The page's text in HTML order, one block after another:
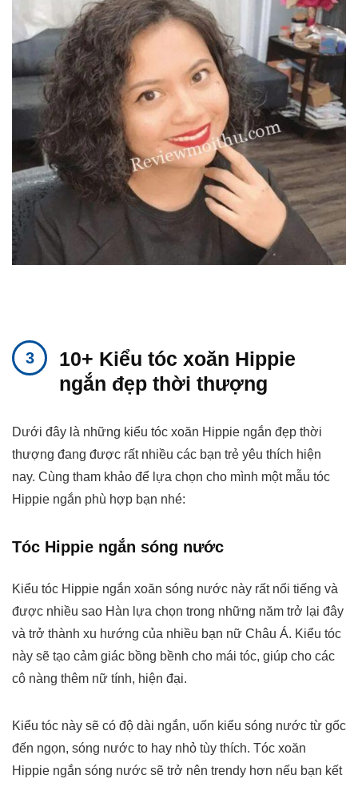
10+ Kiểu tóc xoăn Hippie
ngắn đẹp thời thượng
Dưới đây là những kiểu tóc xoăn Hippie ngắn đẹp thời
thượng đang được rất nhiều các bạn trẻ yêu thích hiện
nay. Cùng tham khảo để lựa chọn cho mình một mẫu tóc
Hippie ngắn phù hợp bạn nhé:
Tóc Hippie ngắn sóng nước
Kiểu tóc Hippie ngắn xoăn sóng nước này rất nổi tiếng và
được nhiều sao Hàn lựa chọn trong những năm trở lại đây
và trở thành xu hướng của nhiều bạn nữ Châu Á. Kiểu tóc
này sẽ tạo cảm giác bồng bềnh cho mái tóc, giúp cho các
cô nàng thêm nữ tính, hiện đại.
Kiểu tóc này sẽ có độ dài ngắn, uốn kiểu sóng nước từ gốc
đến ngọn, sóng nước to hay nhỏ tùy thích. Tóc xoăn
Hippie ngắn sóng nước sẽ trở nên trendy hơn nếu bạn kết